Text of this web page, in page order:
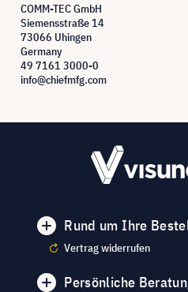
COMM-TEC GmbH
Siemensstraße 14
73066 Uhingen
Germany
49 7161 3000-0
info@chiefmfg.com
Rund um Ihre
Vertrag widerrufen
Persönliche